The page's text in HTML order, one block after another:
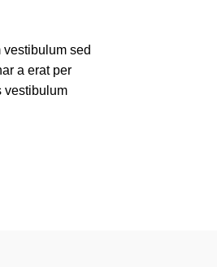
sed
a erat per
vestibulum